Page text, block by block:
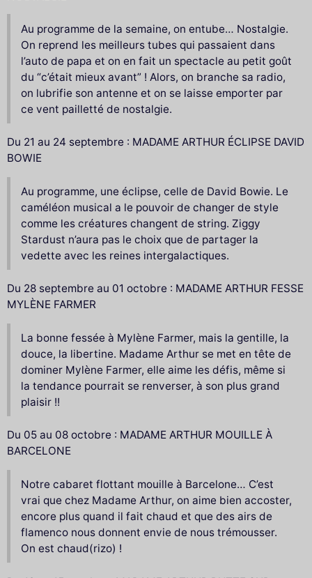
Au programme de la semaine, on entube… Nostalgie.
On reprend les meilleurs tubes qui passaient dans
l’auto de papa et on en fait un spectacle au petit goût
du “c’était mieux avant” ! Alors, on branche sa radio,
on lubrifie son antenne et on se laisse emporter par
ce vent pailletté de nostalgie.
Du 21 au 24 septembre : MADAME ARTHUR ÉCLIPSE DAVID
BOWIE
Au programme, une éclipse, celle de David Bowie. Le
caméléon musical a le pouvoir de changer de style
comme les créatures changent de string. Ziggy
Stardust n’aura pas le choix que de partager la
vedette avec les reines intergalactiques.
Du 28 septembre au 01 octobre : MADAME ARTHUR FESSE
MYLÈNE FARMER
La bonne fessée à Mylène Farmer, mais la gentille, la
douce, la libertine. Madame Arthur se met en tête de
dominer Mylène Farmer, elle aime les défis, même si
la tendance pourrait se renverser, à son plus grand
plaisir !!
Du 05 au 08 octobre : MADAME ARTHUR MOUILLE À
BARCELONE
Notre cabaret flottant mouille à Barcelone… C’est
vrai que chez Madame Arthur, on aime bien accoster,
encore plus quand il fait chaud et que des airs de
flamenco nous donnent envie de nous trémousser.
On est chaud(rizo) !